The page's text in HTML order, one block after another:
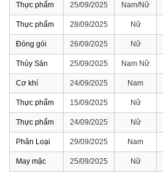
Thực phẩm 25/09/2025 Nam/Nữ
Thực phẩm 28/09/2025 Nữ
Đóng gói 26/09/2025 Nữ
Thủy Sản 25/09/2025 Nam Nữ
Cơ khí 24/09/2025 Nam
Thực phẩm 15/09/2025 Nữ
Thực phẩm 24/09/2025 Nữ
Phân Loại 29/09/2025 Nam
May mặc 25/09/2025 Nữ